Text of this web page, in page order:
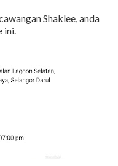
Shaklee, anda
ini.